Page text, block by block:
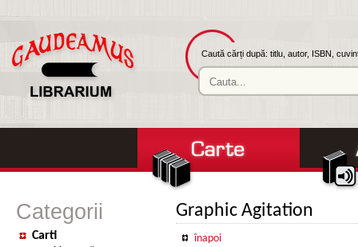
Caută cărți după: titlu, autor, ISBN,
Categorii
Carti
Graphic Agitation
înapoi